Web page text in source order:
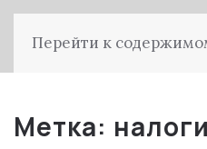
Перейти к
Метка: налоги